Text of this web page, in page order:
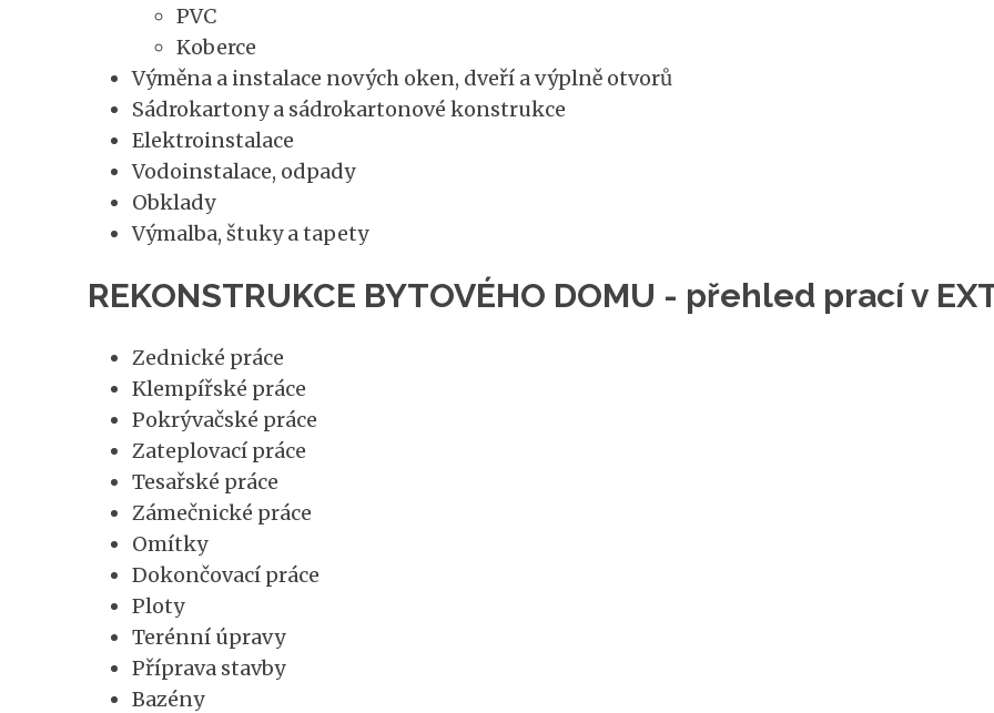
PVC
Koberce
Výměna a instalace nových oken, dveří a výplně otvorů
Sádrokartony a sádrokartonové konstrukce
Elektroinstalace
Vodoinstalace, odpady
Obklady
Výmalba, štuky a tapety
REKONSTRUKCE BYTOVÉHO DOMU - přehled prací v
Zednické práce
Klempířské práce
Pokrývačské práce
Zateplovací práce
Tesařské práce
Zámečnické práce
Omítky
Dokončovací práce
Ploty
Terénní úpravy
Příprava stavby
Bazény